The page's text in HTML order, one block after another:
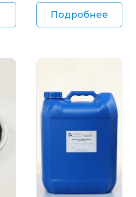
Подробнее